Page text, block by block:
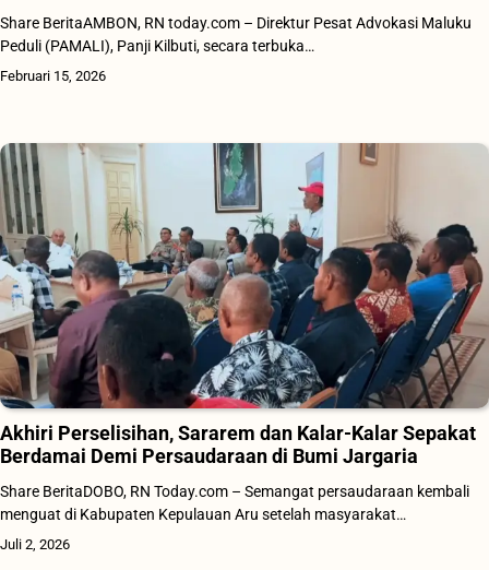
Share BeritaAMBON, RN today.com – Direktur Pesat Advokasi Maluku
Peduli (PAMALI), Panji Kilbuti, secara terbuka…
Februari 15, 2026
Akhiri Perselisihan, Sararem dan Kalar-Kalar Sepakat
Berdamai Demi Persaudaraan di Bumi Jargaria
Share BeritaDOBO, RN Today.com – Semangat persaudaraan kembali
menguat di Kabupaten Kepulauan Aru setelah masyarakat…
Juli 2, 2026